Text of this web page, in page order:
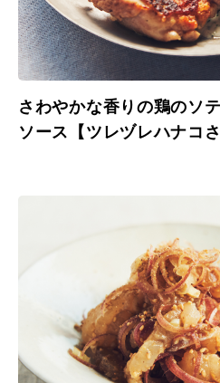
さわやかな香りの鶏のソ
ソース【ツレヅレハナコ